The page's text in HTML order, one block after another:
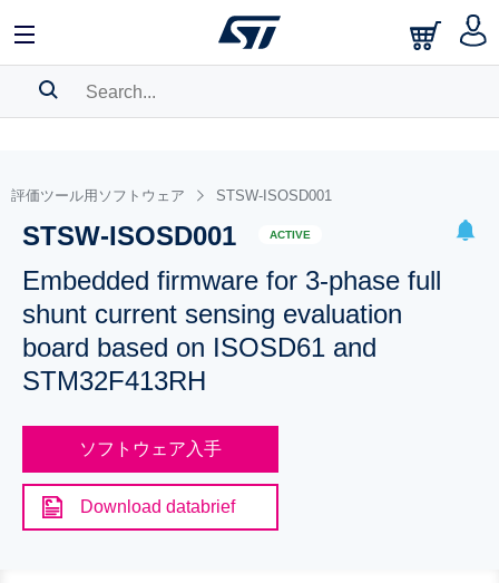
BOOKMARK
Pleaselog into show your saved searches.
評価ツール用ソフトウェア STSW-ISOSD001
STSW-ISOSD001 ACTIVE
Embedded firmware for 3-phase full
shunt current sensing evaluation
board based on ISOSD61 and
STM32F413RH
ソフトウェア入手
Download databrief